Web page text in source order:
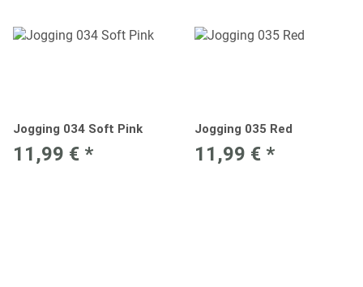
Jogging 034 Soft Pink
11,99 € *
Jogging 035 Red
11,99 € *